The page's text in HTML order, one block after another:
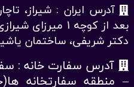
آدرس ایران : شیراز،
بعد از کوچه 1
دکتر شریفی، ساختمان
آدرس سفارت خانه :
– منطقه سفارتخانه